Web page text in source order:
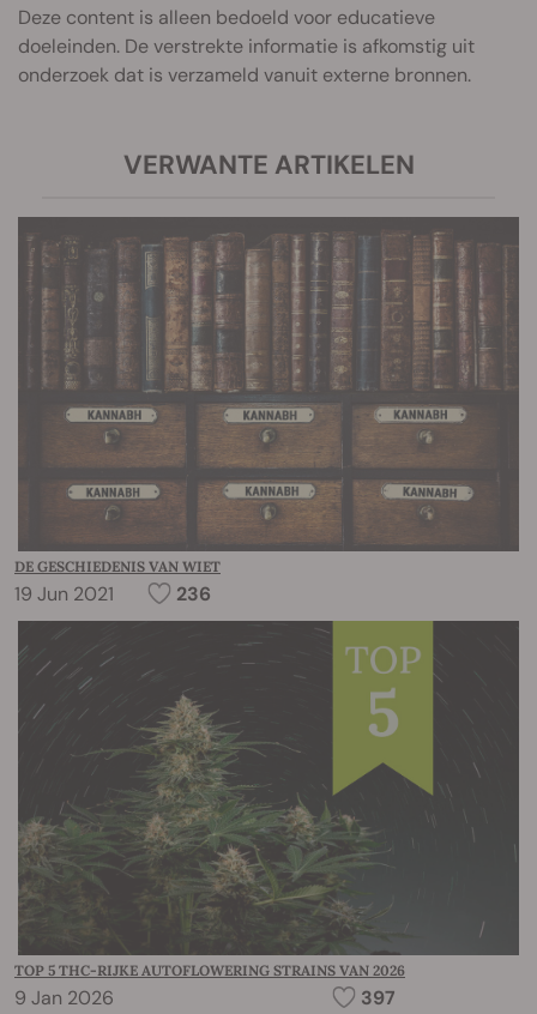
Deze content is alleen bedoeld voor educatieve
doeleinden. De verstrekte informatie is afkomstig uit
onderzoek dat is verzameld vanuit externe bronnen.
VERWANTE ARTIKELEN
DE GESCHIEDENIS VAN WIET
19 Jun 2021 236
TOP 5 THC-RIJKE AUTOFLOWERING STRAINS VAN 2026
9 Jan 2026 397